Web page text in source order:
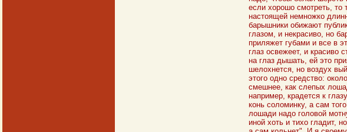
если хорошо смотреть, то
настоящей немножко
барышники обижают
глазом, и некрасиво, но
приляжет губами и все в
глаз освежеет, и красиво
на глаз дышать, ей это
шелохнется, но воздух
этого одно средство:
смешнее, как слепых
например, крадется к
конь соломинку, а сам
лошади надо головой
иной хоть и тихо гладит,